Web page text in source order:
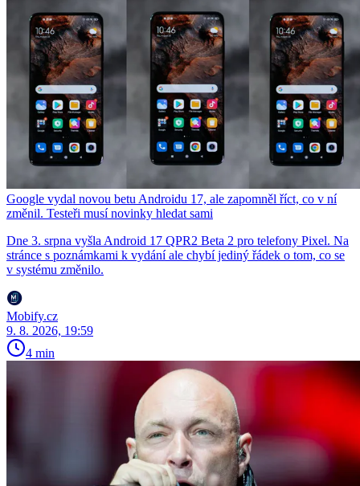
Google vydal novou betu Androidu 17, ale zapomněl říct, co v ní
změnil. Testeři musí novinky hledat sami
Dne 3. srpna vyšla Android 17 QPR2 Beta 2 pro telefony Pixel. Na
stránce s poznámkami k vydání ale chybí jediný řádek o tom, co se
v systému změnilo.
Mobify.cz
9. 8. 2026, 19:59
4 min